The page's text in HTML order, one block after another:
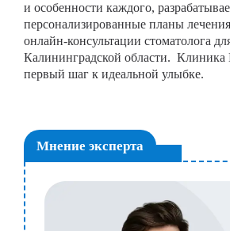
и особенности каждого,
персонализированные планы
онлайн-консультации стоматолога
Калининградской области.
первый шаг к идеальной улыбке.
Мнение эксперта